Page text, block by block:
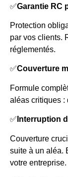
✅Garantie RC
Protection
par vos clients.
réglementés.
✅Couverture
Formule
aléas critiques :
✅ Interruption
Couverture
suite à un aléa.
votre entreprise.